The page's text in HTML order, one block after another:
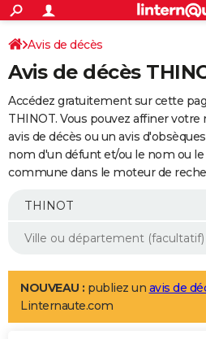
ACTUALITÉS
Politique
Société
Faits Divers
Education
Monde
Villes
+
SPORT
Coupe du monde 2026
Football
Tennis
Cyclisme
Rugby
Forum
Programme TV
TNT
Streaming
Cinéma
Sorties cinéma
Musique
+
FINANCE
Retraite
Epargne
Immobilier
Risques naturels par ville
Banque
Assurance
AUTO
Essais
Réserver un essai
Citadines
Berlines
SUV
Forum auto
+
Mobiles
Meilleur smartphone
Internet
Ordinateurs
Jeux vidéo
Guide high-tech
Aménagement intérieur
LIFESTYLE
Art de vivre
Bien-être
Loisirs
Mode
Modes de vie
Avis de décès
Avis de décès
Accédez gratuitement sur cette
THINOT. Vous pouvez affiner
avis de décès ou un avis
nom d'un défunt et/ou le nom ou
commune dans le moteur de
NOUVEAU : publiez un avis de
Linternaute.com